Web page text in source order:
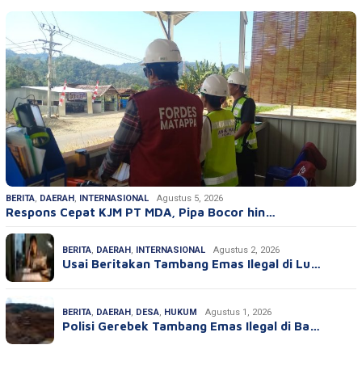
BERITA, DAERAH, INTERNASIONAL Agustus 5, 2026
Respons Cepat KJM PT MDA, Pipa Bocor hin…
BERITA, DAERAH, INTERNASIONAL Agustus 2, 2026
Usai Beritakan Tambang Emas Ilegal di Lu…
BERITA, DAERAH, DESA, HUKUM Agustus 1, 2026
Polisi Gerebek Tambang Emas Ilegal di Ba…